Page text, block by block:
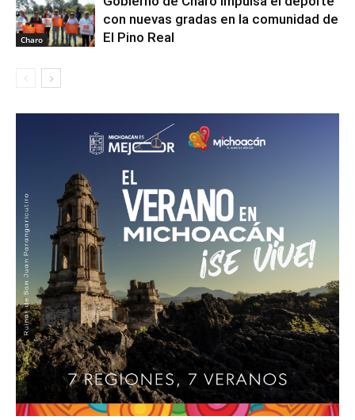
Charo
con nuevas gradas en la comunidad de
El Pino Real